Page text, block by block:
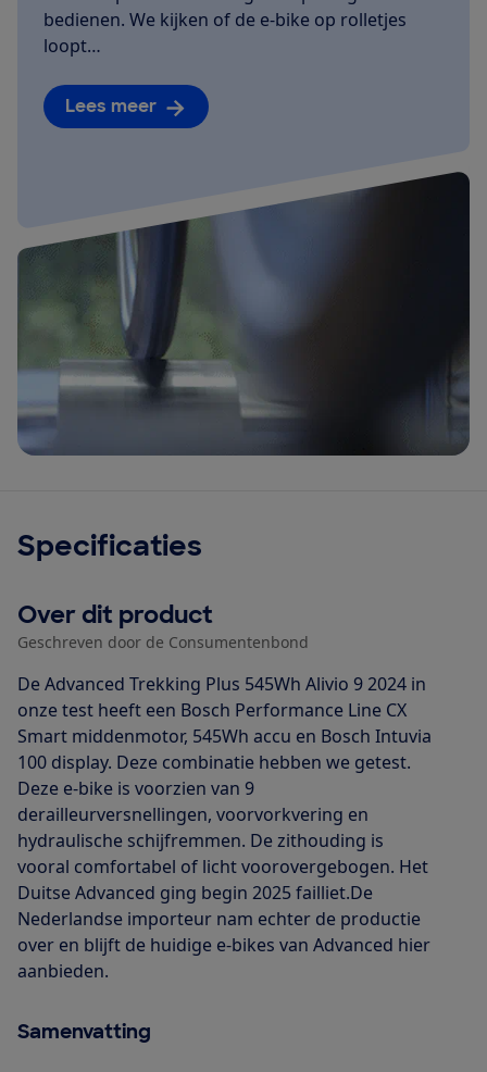
bedienen. We kijken of de e-bike op rolletjes
loopt…
Lees meer
Specificaties
Over dit product
Geschreven door de Consumentenbond
De Advanced Trekking Plus 545Wh Alivio 9 2024 in
onze test heeft een Bosch Performance Line CX
Smart middenmotor, 545Wh accu en Bosch Intuvia
100 display. Deze combinatie hebben we getest.
Deze e-bike is voorzien van 9
derailleurversnellingen, voorvorkvering en
hydraulische schijfremmen. De zithouding is
vooral comfortabel of licht voorovergebogen. Het
Duitse Advanced ging begin 2025 failliet.De
Nederlandse importeur nam echter de productie
over en blijft de huidige e-bikes van Advanced hier
aanbieden.
Samenvatting